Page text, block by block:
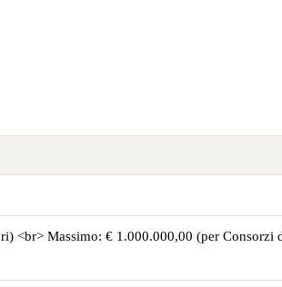
Massimo: € 1.000.000,00 (per Consorzi